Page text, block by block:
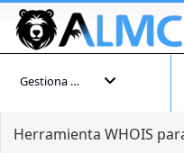
Gestiona tu cuenta
Herramienta WHOIS